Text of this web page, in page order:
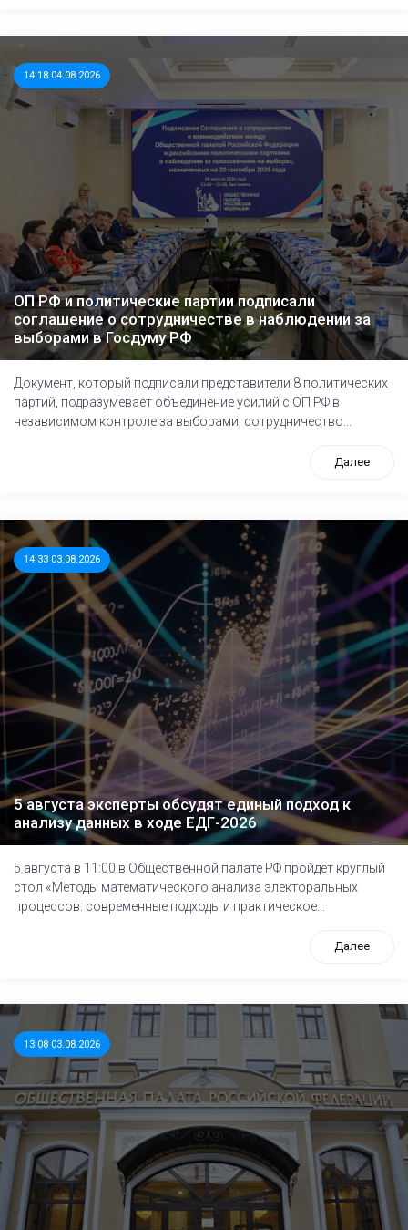
14:18 04.08.2026
ОП РФ и политические партии подписали
соглашение о сотрудничестве в наблюдении за
выборами в Госдуму РФ
Документ, который подписали представители 8 политических
партий, подразумевает объединение усилий с ОП РФ в
независимом контроле за выборами, сотрудничество...
Далее
14:33 03.08.2026
5 августа эксперты обсудят единый подход к
анализу данных в ходе ЕДГ-2026
5 августа в 11:00 в Общественной палате РФ пройдет круглый
стол «Методы математического анализа электоральных
процессов: современные подходы и практическое...
Далее
13:08 03.08.2026